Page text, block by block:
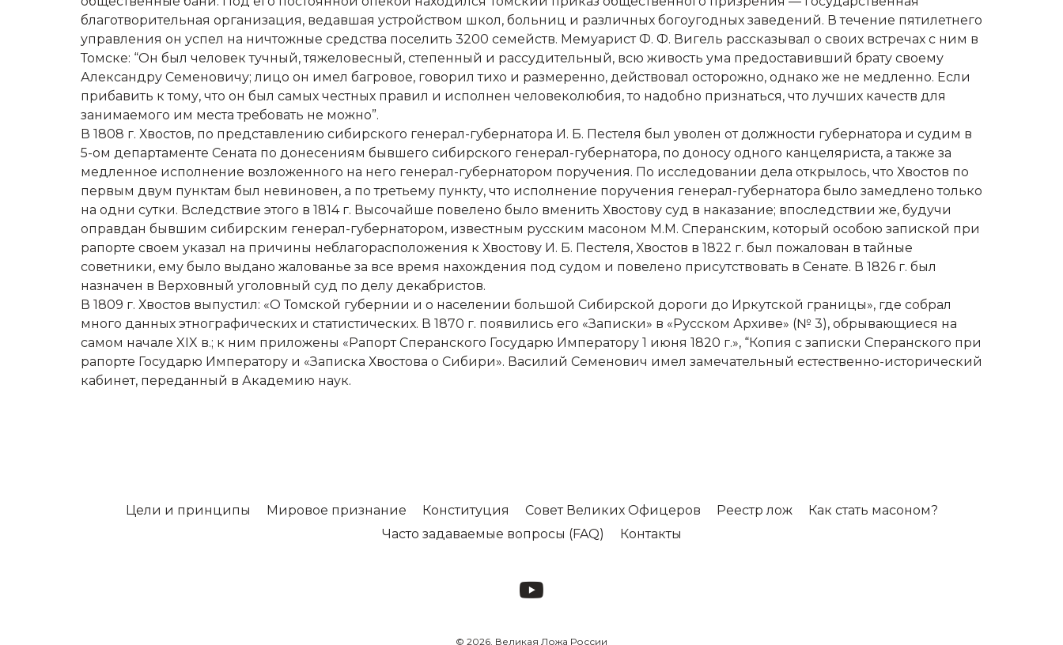
благотворительная организация, ведавшая устройством школ, больниц и различных богоугодных заведений. В течение пятилетнего
управления он успел на ничтожные средства поселить 3200 семейств. Мемуарист Ф. Ф. Вигель рассказывал о своих встречах с ним в
Томске: “Он был человек тучный, тяжеловесный, степенный и рассудительный, всю живость ума предоставивший брату своему
Александру Семеновичу; лицо он имел багровое, говорил тихо и размеренно, действовал осторожно, однако же не медленно. Если
прибавить к тому, что он был самых честных правил и исполнен человеколюбия, то надобно признаться, что лучших качеств для
занимаемого им места требовать не можно”.
В 1808 г. Хвостов, по представлению сибирского генерал-губернатора И. Б. Пестеля был уволен от должности губернатора и судим в
5-ом департаменте Сената по донесениям бывшего сибирского генерал-губернатора, по доносу одного канцеляриста, а также за
медленное исполнение возложенного на него генерал-губернатором поручения. По исследовании дела открылось, что Хвостов по
первым двум пунктам был невиновен, а по третьему пункту, что исполнение поручения генерал-губернатора было замедлено только
на одни сутки. Вследствие этого в 1814 г. Высочайше повелено было вменить Хвостову суд в наказание; впоследствии же, будучи
оправдан бывшим сибирским генерал-губернатором, известным русским масоном М.М. Сперанским, который особою запиской при
рапорте своем указал на причины неблагорасположения к Хвостову И. Б. Пестеля, Хвостов в 1822 г. был пожалован в тайные
советники, ему было выдано жалованье за все время нахождения под судом и повелено присутствовать в Сенате. В 1826 г. был
назначен в Верховный уголовный суд по делу декабристов.
В 1809 г. Хвостов выпустил: «О Томской губернии и о населении большой Сибирской дороги до Иркутской границы», где собрал
много данных этнографических и статистических. В 1870 г. появились его «Записки» в «Русском Архиве» (№ 3), обрывающиеся на
самом начале XIX в.; к ним приложены «Рапорт Сперанского Государю Императору 1 июня 1820 г.», “Копия с записки Сперанского при
рапорте Государю Императору и «Записка Хвостова о Сибири». Василий Семенович имел замечательный естественно-исторический
кабинет, переданный в Академию наук.
Цели и принципы Мировое признание Конституция Совет Великих Офицеров Реестр лож
Как стать масоном?
Часто задаваемые вопросы (FAQ)
Контакты
© 2026, Великая Ложа России